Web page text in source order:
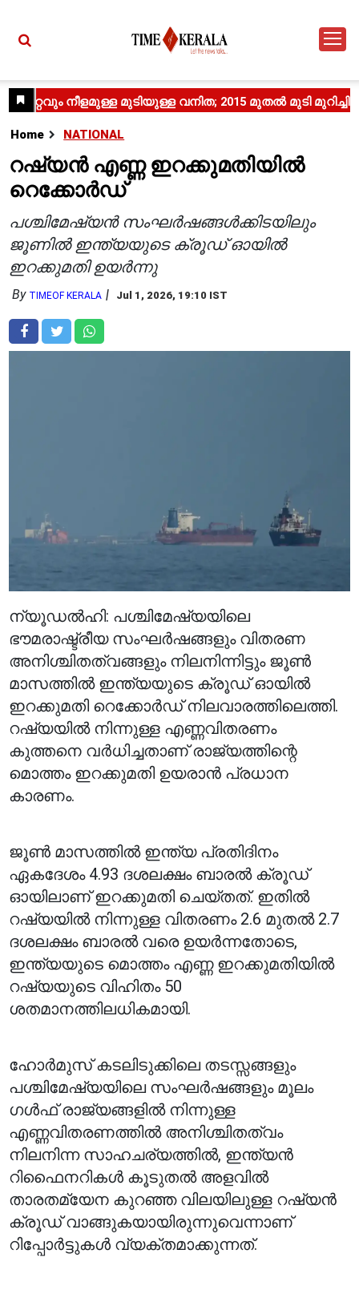
Home NATIONAL
റഷ്യൻ എണ്ണ ഇറക്കുമതിയിൽ
റെക്കോർഡ്
പശ്ചിമേഷ്യൻ സംഘർഷങ്ങൾക്കിടയിലും
ജൂണിൽ ഇന്ത്യയുടെ ക്രൂഡ് ഓയിൽ
ഇറക്കുമതി ഉയർന്നു
By TIMEOF KERALA Jul 1, 2026, 19:10 IST
ന്യൂഡൽഹി: പശ്ചിമേഷ്യയിലെ
ഭൗമരാഷ്ട്രീയ സംഘർഷങ്ങളും വിതരണ
അനിശ്ചിതത്വങ്ങളും നിലനിന്നിട്ടും ജൂൺ
മാസത്തിൽ ഇന്ത്യയുടെ ക്രൂഡ് ഓയിൽ
ഇറക്കുമതി റെക്കോർഡ് നിലവാരത്തിലെത്തി.
റഷ്യയിൽ നിന്നുള്ള എണ്ണവിതരണം
കുത്തനെ വർധിച്ചതാണ് രാജ്യത്തിന്റെ
മൊത്തം ഇറക്കുമതി ഉയരാൻ പ്രധാന
കാരണം.
ജൂൺ മാസത്തിൽ ഇന്ത്യ പ്രതിദിനം
ഏകദേശം 4.93 ദശലക്ഷം ബാരൽ ക്രൂഡ്
ഓയിലാണ് ഇറക്കുമതി ചെയ്തത്. ഇതിൽ
റഷ്യയിൽ നിന്നുള്ള വിതരണം 2.6 മുതൽ 2.7
ദശലക്ഷം ബാരൽ വരെ ഉയർന്നതോടെ,
ഇന്ത്യയുടെ മൊത്തം എണ്ണ ഇറക്കുമതിയിൽ
റഷ്യയുടെ വിഹിതം 50
ശതമാനത്തിലധികമായി.
ഹോർമുസ് കടലിടുക്കിലെ തടസ്സങ്ങളും
പശ്ചിമേഷ്യയിലെ സംഘർഷങ്ങളും മൂലം
ഗൾഫ് രാജ്യങ്ങളിൽ നിന്നുള്ള
എണ്ണവിതരണത്തിൽ അനിശ്ചിതത്വം
നിലനിന്ന സാഹചര്യത്തിൽ, ഇന്ത്യൻ
റിഫൈനറികൾ കൂടുതൽ അളവിൽ
താരതമ്യേന കുറഞ്ഞ വിലയിലുള്ള റഷ്യൻ
ക്രൂഡ് വാങ്ങുകയായിരുന്നുവെന്നാണ്
റിപ്പോർട്ടുകൾ വ്യക്തമാക്കുന്നത്.